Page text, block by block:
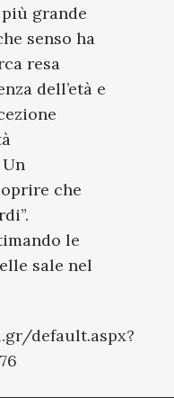
grande
senso ha
resa
dell’età e
che
le
sale nel
default.aspx?